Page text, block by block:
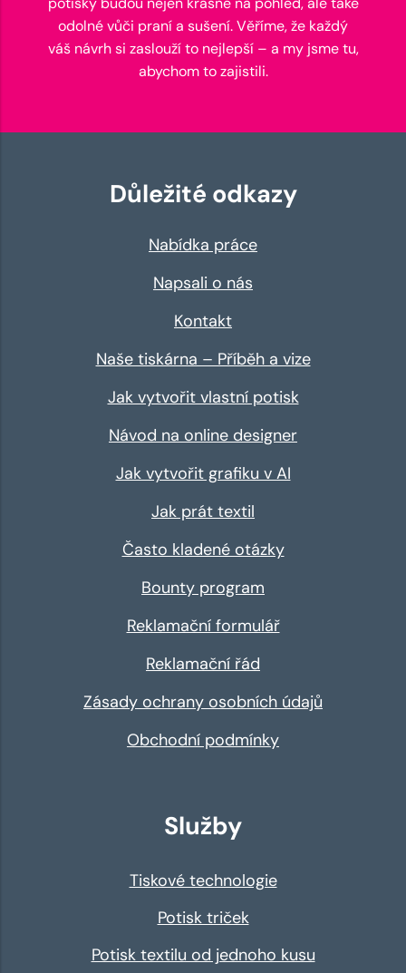
odolné vůči praní a sušení. Věříme, že každý
váš návrh si zaslouží to nejlepší – a my jsme tu,
abychom to zajistili.
Důležité odkazy
Nabídka práce
Napsali o nás
Kontakt
Naše tiskárna – Příběh a vize
Jak vytvořit vlastní potisk
Návod na online designer
Jak vytvořit grafiku v AI
Jak prát textil
Často kladené otázky
Bounty program
Reklamační formulář
Reklamační řád
Zásady ochrany osobních údajů
Obchodní podmínky
Služby
Tiskové technologie
Potisk triček
Potisk textilu od jednoho kusu